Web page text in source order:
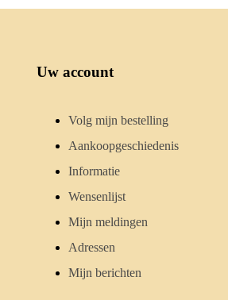
Uw account
Volg mijn bestelling
Aankoopgeschiedenis
Informatie
Wensenlijst
Mijn meldingen
Adressen
Mijn berichten